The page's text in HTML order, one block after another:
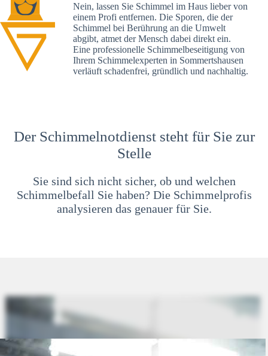
Nein, lassen Sie Schimmel im Haus lieber von
einem Profi entfernen. Die Sporen, die der
Schimmel bei Berührung an die Umwelt
abgibt, atmet der Mensch dabei direkt ein.
Eine professionelle Schimmelbeseitigung von
Ihrem Schimmelexperten in Sommertshausen
verläuft schadenfrei, gründlich und nachhaltig.
Der Schimmelnotdienst steht für Sie zur
Stelle
Sie sind sich nicht sicher, ob und welchen
Schimmelbefall Sie haben? Die Schimmelprofis
analysieren das genauer für Sie.